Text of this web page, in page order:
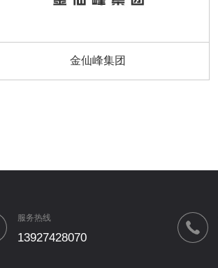
金仙峰集团
服务热线
13927428070